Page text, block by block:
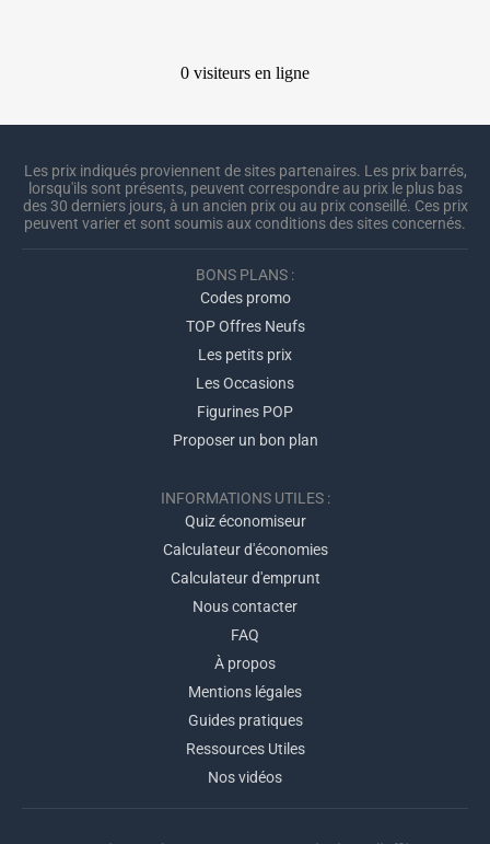
Les prix indiqués proviennent de sites partenaires. Les prix barrés,
lorsqu'ils sont présents, peuvent correspondre au prix le plus bas
des 30 derniers jours, à un ancien prix ou au prix conseillé. Ces prix
peuvent varier et sont soumis aux conditions des sites concernés.
BONS PLANS :
Codes promo
TOP Offres Neufs
Les petits prix
Les Occasions
Figurines POP
Proposer un bon plan
INFORMATIONS UTILES :
Quiz économiseur
Calculateur d'économies
Calculateur d'emprunt
Nous contacter
FAQ
À propos
Mentions légales
Guides pratiques
Ressources Utiles
Nos vidéos